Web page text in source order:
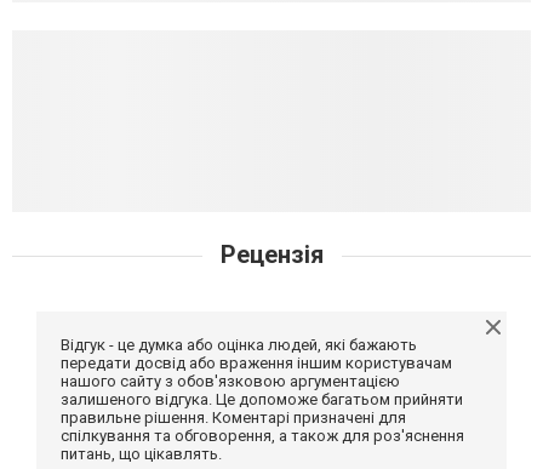
Рецензія
Відгук - це думка або оцінка людей, які бажають
передати досвід або враження іншим користувачам
нашого сайту з обов'язковою аргументацією
залишеного відгука. Це допоможе багатьом прийняти
правильне рішення. Коментарі призначені для
спілкування та обговорення, а також для роз'яснення
питань, що цікавлять.